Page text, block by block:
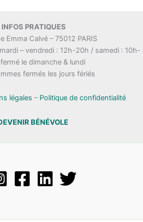
INFOS PRATIQUES
Emma Calvé – 75012 PARIS
– vendredi : 12h-20h / samedi : 10h-
le dimanche & lundi
fermés les jours fériés
légales – Politique de confidentialité
BÉNÉVOLE